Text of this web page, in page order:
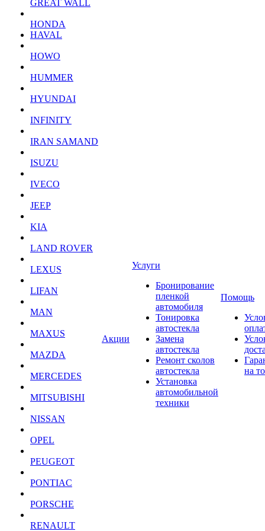
GREAT WALL
HONDA
HAVAL
HOWO
HUMMER
HYUNDAI
INFINITY
IRAN SAMAND
ISUZU
IVECO
JEEP
KIA
LAND ROVER
LEXUS
LIFAN
MAN
MAXUS
MAZDA
MERCEDES
MITSUBISHI
NISSAN
OPEL
PEUGEOT
PONTIAC
PORSCHE
RENAULT
Акции
Услуги
Бронирование
пленкой
автомобиля
Тонировка
автостекла
Замена
автостекла
Ремонт сколов
автостекла
Установка
автомобильной
техники
Помощь
на